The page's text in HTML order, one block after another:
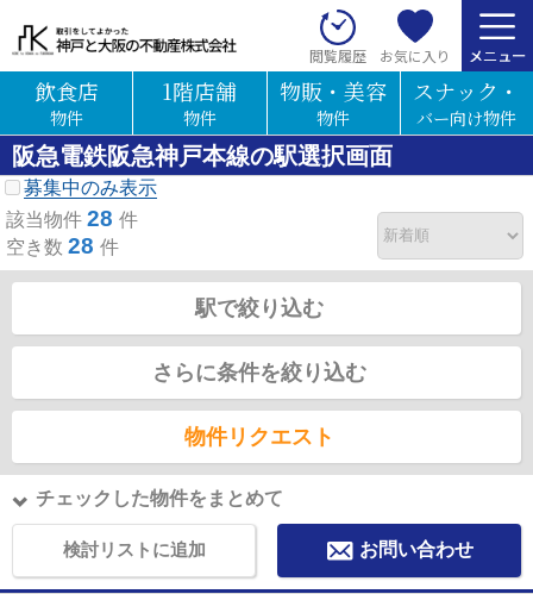
閲覧履歴 お気に入り
飲食店
物件
1階店舗
物件
物販・美容
物件
スナック・
バー向け物件
阪急電鉄阪急神戸本線の駅選択画面
募集中のみ表示
該当物件 28 件
空き数 28 件
駅で絞り込む
さらに条件を絞り込む
物件リクエスト
チェックした物件をまとめて
検討リストに追加 お問い合わせ